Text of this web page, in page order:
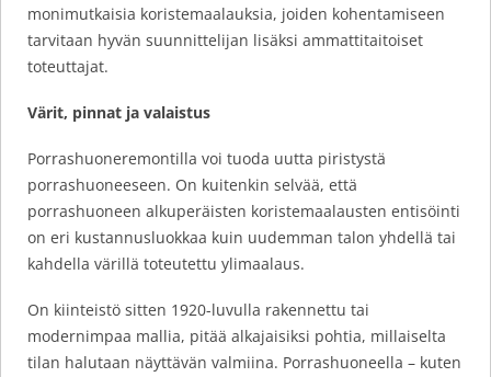
monimutkaisia koristemaalauksia, joiden kohentamiseen
tarvitaan hyvän suunnittelijan lisäksi ammattitaitoiset
toteuttajat.
Värit, pinnat ja valaistus
Porrashuoneremontilla voi tuoda uutta piristystä
porrashuoneeseen. On kuitenkin selvää, että
porrashuoneen alkuperäisten koristemaalausten entisöinti
on eri kustannusluokkaa kuin uudemman talon yhdellä tai
kahdella värillä toteutettu ylimaalaus.
On kiinteistö sitten 1920-luvulla rakennettu tai
modernimpaa mallia, pitää alkajaisiksi pohtia, millaiselta
tilan halutaan näyttävän valmiina. Porrashuoneella – kuten